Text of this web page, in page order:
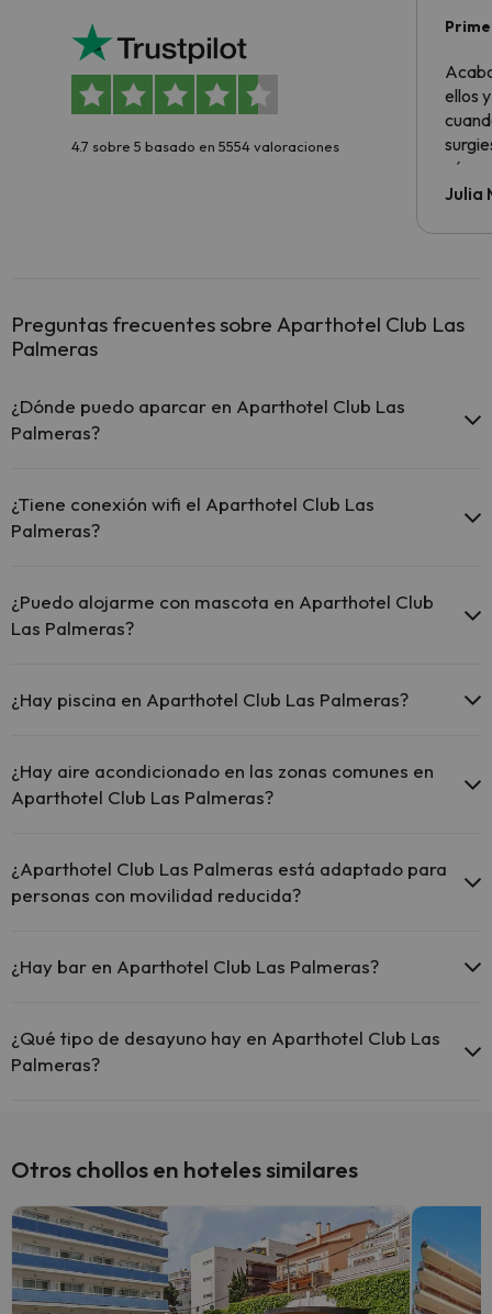
4.7 sobre 5 basado en 5554 valoraciones
ellos
todo
Julia
Preguntas frecuentes sobre Aparthotel Club Las
Palmeras
¿Dónde puedo aparcar en Aparthotel Club Las
Palmeras?
posibilidades de aparcamiento (bajo disponibilidad):
¿Tiene conexión wifi el Aparthotel Club Las
Palmeras?
todo el hotel.
El Aparthotel Club Las Palmeras ofrece Wi-Fi gratuito en
¿Puedo alojarme con mascota en Aparthotel Club
Las Palmeras?
¿Hay piscina en Aparthotel Club Las Palmeras?
ser de pago) Aquí tienes más info sobre la piscina y otras
instalaciones.
¿Hay aire acondicionado en las zonas comunes en
Aparthotel Club Las Palmeras?
zonas comunes.
¿Aparthotel Club Las Palmeras está adaptado para
personas con movilidad reducida?
movilidad reducida.
¿Hay bar en Aparthotel Club Las Palmeras?
¿Qué tipo de desayuno hay en Aparthotel Club Las
Palmeras?
Otros chollos en hoteles similares